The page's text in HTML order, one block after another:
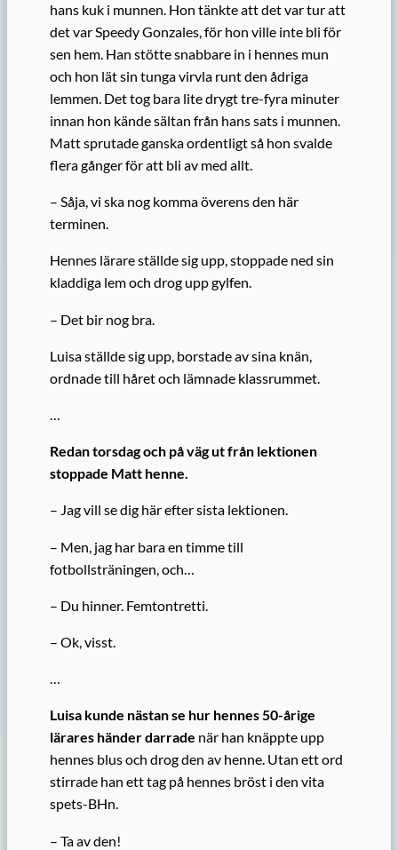
hans kuk i munnen. Hon tänkte att det var tur att
det var Speedy Gonzales, för hon ville inte bli för
sen hem. Han stötte snabbare in i hennes mun
och hon lät sin tunga virvla runt den ådriga
lemmen. Det tog bara lite drygt tre-fyra minuter
innan hon kände sältan från hans sats i munnen.
Matt sprutade ganska ordentligt så hon svalde
flera gånger för att bli av med allt.
– Såja, vi ska nog komma överens den här
terminen.
Hennes lärare ställde sig upp, stoppade ned sin
kladdiga lem och drog upp gylfen.
– Det bir nog bra.
Luisa ställde sig upp, borstade av sina knän,
ordnade till håret och lämnade klassrummet.
…
Redan torsdag och på väg ut från lektionen
stoppade Matt henne.
– Jag vill se dig här efter sista lektionen.
– Men, jag har bara en timme till
fotbollsträningen, och…
– Du hinner. Femtontretti.
– Ok, visst.
…
Luisa kunde nästan se hur hennes 50-årige
lärares händer darrade när han knäppte upp
hennes blus och drog den av henne. Utan ett ord
stirrade han ett tag på hennes bröst i den vita
spets-BHn.
– Ta av den!